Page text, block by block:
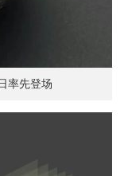
率先登场